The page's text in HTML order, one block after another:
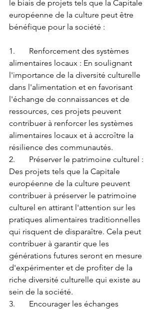
le biais de projets tels que la Capitale
européenne de la culture peut être
bénéfique pour la société :
1.	Renforcement des systèmes
alimentaires locaux : En soulignant
l'importance de la diversité culturelle
dans l'alimentation et en favorisant
l'échange de connaissances et de
ressources, ces projets peuvent
contribuer à renforcer les systèmes
alimentaires locaux et à accroître la
résilience des communautés.
2.	Préserver le patrimoine culturel :
Des projets tels que la Capitale
européenne de la culture peuvent
contribuer à préserver le patrimoine
culturel en attirant l'attention sur les
pratiques alimentaires traditionnelles
qui risquent de disparaître. Cela peut
contribuer à garantir que les
générations futures seront en mesure
d'expérimenter et de profiter de la
riche diversité culturelle qui existe au
sein de la société.
3.	Encourager les échanges